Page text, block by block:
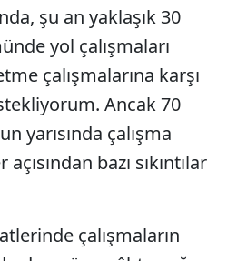
şu an yaklaşık 30
yol çalışmaları
çalışmalarına karşı
Ancak 70
yarısında çalışma
bazı sıkıntılar
çalışmaların